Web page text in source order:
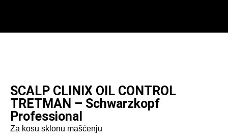
SCALP CLINIX OIL CONTROL
TRETMAN – Schwarzkopf
Professional
Za kosu sklonu mašćenju